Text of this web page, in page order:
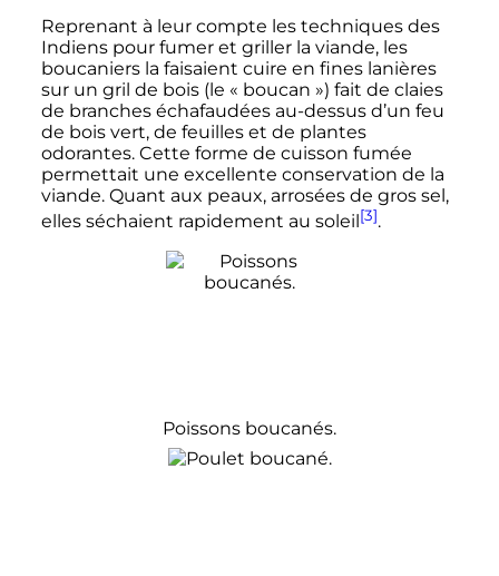
Reprenant à leur compte les techniques des
Indiens pour fumer et griller la viande, les
boucaniers la faisaient cuire en fines lanières
sur un gril de bois (le « boucan ») fait de claies
de branches échafaudées au-dessus d’un feu
de bois vert, de feuilles et de plantes
odorantes. Cette forme de cuisson fumée
permettait une excellente conservation de la
viande. Quant aux peaux, arrosées de gros sel,
elles séchaient rapidement au soleil [3].
Poissons boucanés.